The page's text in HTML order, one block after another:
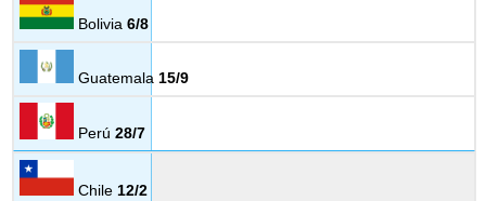
Bolivia6/8
Guatemala 15/9
Perú28/7
Chile12/2